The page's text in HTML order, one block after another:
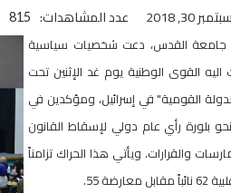
سبتمبر 30, 2018 عدد المشاهدات: 815
جامعة القدس، دعت شخصيات سياسية
القوى الوطنية يوم غد الإثنين تحت
القومية" في إسرائيل، ومؤكدين في
بلورة رأي عام دولي لإسقاط القانون
والقرارات. ويأتي هذا الحراك تزامناً
55.